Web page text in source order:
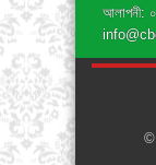
আলাপনী:
©